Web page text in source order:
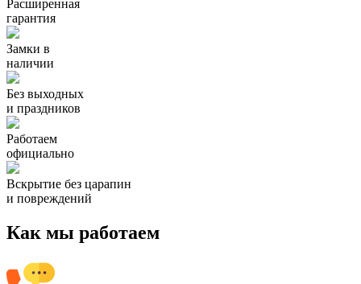
Расширенная
гарантия
Замки в
наличии
Без выходных
и праздников
Работаем
официально
Вскрытие без царапин
и повреждений
Как мы работаем